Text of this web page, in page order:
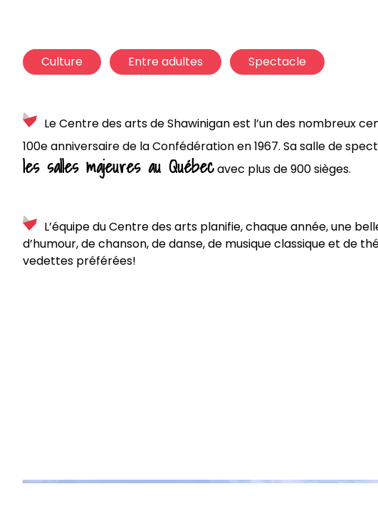
Culture Entre adultes Spectacle
Le Centre des arts de Shawinigan est l’un des nombreux
100e anniversaire de la Confédération en 1967. Sa salle de
les salles majeures au Québecavec plus de 900 sièges.
L’équipe du Centre des arts planifie, chaque année, une
d’humour, de chanson, de danse, de musique classique et de
vedettes préférées!